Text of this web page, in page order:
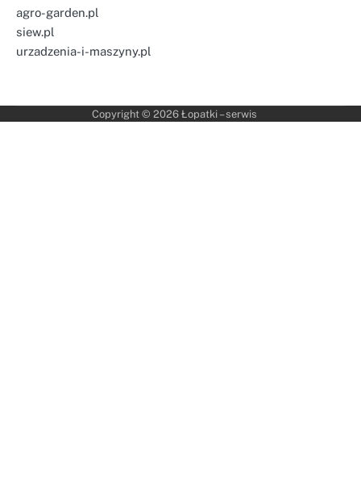
agro-garden.pl
siew.pl
urzadzenia-i-maszyny.pl
Copyright © 2026 Łopatki – serwis